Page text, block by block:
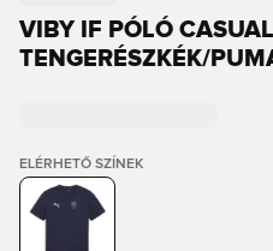
VIBY IF PÓLÓ
TENGERÉSZKÉK/
ELÉRHETŐ SZÍNEK